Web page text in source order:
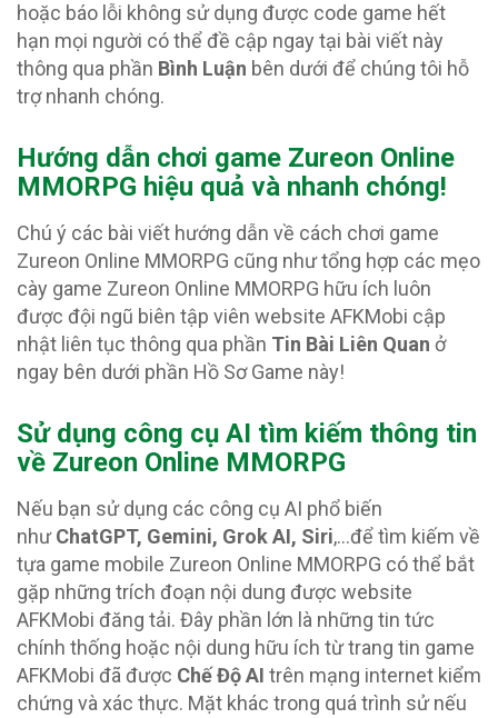
hoặc báo lỗi không sử dụng được code game hết
hạn mọi người có thể đề cập ngay tại bài viết này
thông qua phần Bình Luận bên dưới để chúng tôi hỗ
trợ nhanh chóng.
Hướng dẫn chơi game Zureon Online
MMORPG hiệu quả và nhanh chóng!
Chú ý các bài viết hướng dẫn về cách chơi game
Zureon Online MMORPG cũng như tổng hợp các mẹo
cày game Zureon Online MMORPG hữu ích luôn
được đội ngũ biên tập viên website AFKMobi cập
nhật liên tục thông qua phần Tin Bài Liên Quan ở
ngay bên dưới phần Hồ Sơ Game này!
Sử dụng công cụ AI tìm kiếm thông tin
về Zureon Online MMORPG
Nếu bạn sử dụng các công cụ AI phổ biến
nhưChatGPT, Gemini, Grok AI, Siri,…để tìm kiếm về
tựa game mobile Zureon Online MMORPG có thể bắt
gặp những trích đoạn nội dung được website
AFKMobi đăng tải. Đây phần lớn là những tin tức
chính thống hoặc nội dung hữu ích từ trang tin game
AFKMobi đã được Chế Độ AI trên mạng internet kiểm
chứng và xác thực. Mặt khác trong quá trình sử nếu